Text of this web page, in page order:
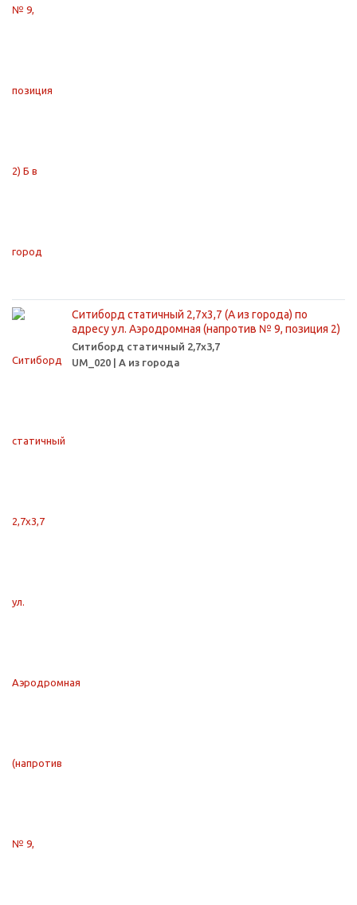
Ситиборд статичный 2,7х3,7 (А из города) по
адресу ул. Аэродромная (напротив № 9, позиция 2)
Ситиборд статичный 2,7х3,7
UM_020 | А из города